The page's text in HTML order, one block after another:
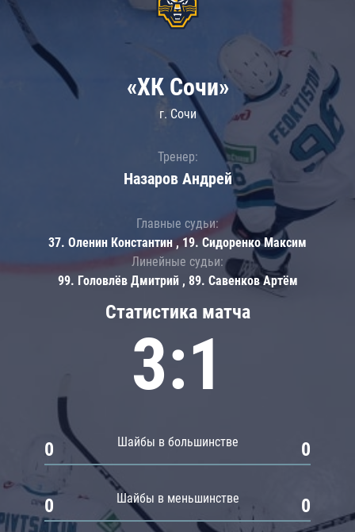
Статистика матча
3:1
Шайбы в большинстве
0 0
Шайбы в меньшинстве
0 0
«ХК Сочи»
г. Сочи
Тренер:
Назаров Андрей
Главные судьи:
37. Оленин Константин , 19. Сидоренко Максим
Линейные судьи:
99. Головлёв Дмитрий , 89. Савенков Артём